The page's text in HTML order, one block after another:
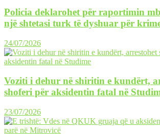
Policia deklarohet për raportimin
një shtetasi turk të dyshuar për
24/07/2026
Voziti i dehur në shiritin e kundërt,
shoferi për aksidentin fatal në
23/07/2026